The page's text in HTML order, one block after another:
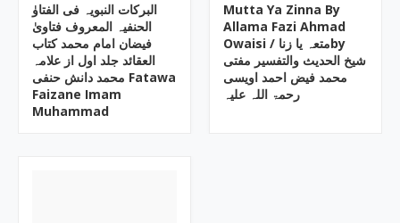
البرکات النبویہ فی الفتاوٰ
الحنفیہ المعروف فتاویٰ
فیضان امام محمد کتاب
العقائد جلد اول از علامہ
محمد دانش حنفی Fatawa
Faizane Imam
Muhammad
Mutta Ya Zinna By
Allama Fazi Ahmad
Owaisi ‎/ متعہ یا زناby
محمد فیض احمد اویسی
رحمۃ اللہ علیہ